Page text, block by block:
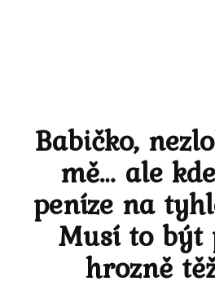
Babičko,
mě… ale
peníze na
Musí to být
hrozně